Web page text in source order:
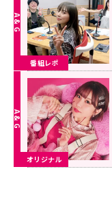
番組レポ
オリジナル